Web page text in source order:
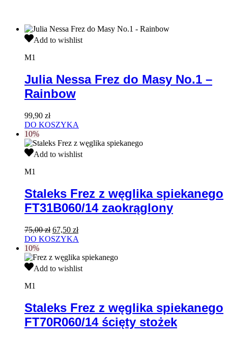
Julia
Frez
Masy
No.1
–
Rainbow
Add to wishlist
M1
Julia Nessa Frez do Masy No.1 –
Rainbow
99,90 zł
DO KOSZYKA
10%
Staleks
z
spiekanego
FT31B060/14
zaokrąglony
Add to wishlist
M1
Staleks Frez z węglika spiekanego
FT31B060/14 zaokrąglony
75,00zł Pierwotna
cena
75,00 zł.
67,50 złAktualna
67,50 zł.
DO KOSZYKA
10%
Staleks
z
spiekanego
FT70R060/14
ścięty
stożek
Add to wishlist
M1
Staleks Frez z węglika spiekanego
FT70R060/14 ścięty stożek